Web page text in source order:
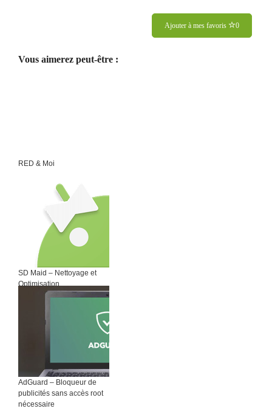
Ajouter à mes favoris 0
Vous aimerez peut-être :
RED & Moi
SD Maid – Nettoyage et
Optimisation
AdGuard – Bloqueur de
publicités sans accès root
nécessaire